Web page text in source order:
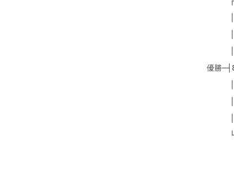
││ ┌
│ └
優勝
│ ┌
││ └
│ ┌